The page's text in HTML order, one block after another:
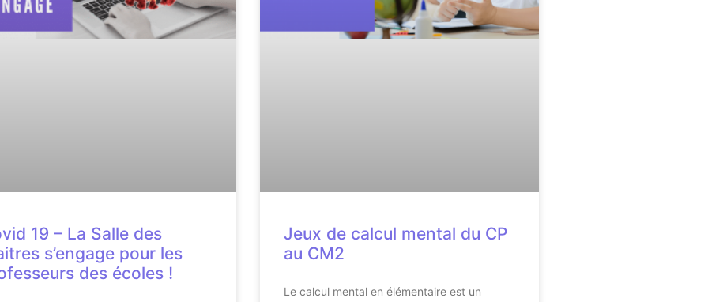
19 – La Salle des
s’engage pour les
des écoles !
Jeux de calcul mental du CP
au CM2
Le calcul mental en élémentaire est un